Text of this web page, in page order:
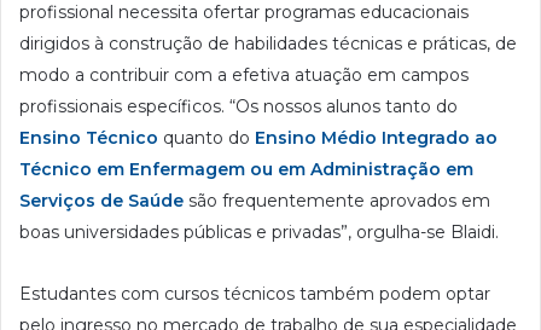
profissional necessita ofertar programas educacionais
dirigidos à construção de habilidades técnicas e práticas, de
modo a contribuir com a efetiva atuação em campos
profissionais específicos. “Os nossos alunos tanto do
Ensino Técnico quanto do Ensino Médio Integrado ao
Técnico em Enfermagem ou em Administração em
Serviços de Saúde são frequentemente aprovados em
boas universidades públicas e privadas”, orgulha-se Blaidi.
Estudantes com cursos técnicos também podem optar
pelo ingresso no mercado de trabalho de sua especialidade